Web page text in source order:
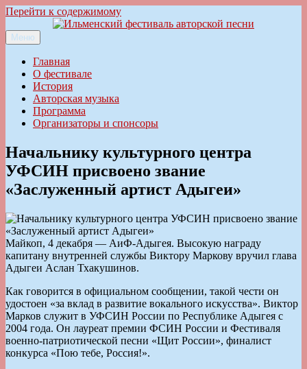
Перейти к содержимому
Ильменский фестиваль авторской песни
Меню
Главная
О фестивале
История
Авторская музыка
Программа
Организаторы и спонсоры
Начальнику культурного центра
УФСИН присвоено звание
«Заслуженный артист Адыгеи»
Майкоп, 4 декабря — АиФ-Адыгея. Высокую награду
капитану внутренней службы Виктору Маркову вручил глава
Адыгеи Аслан Тхакушинов.
Как говорится в официальном сообщении, такой чести он
удостоен «за вклад в развитие вокального искусства». Виктор
Марков служит в УФСИН России по Республике Адыгея с
2004 года. Он лауреат премии ФСИН России и Фестиваля
военно-патриотической песни «Щит России», финалист
конкурса «Пою тебе, Россия!».